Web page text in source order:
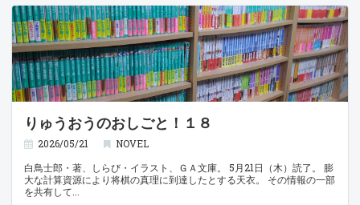
りゅうおうのおしごと！１８
2026/05/21
NOVEL
白鳥士郎・著、しらび・イラスト、ＧＡ文庫。 5月21日（木）読了。 膨
大な計算資源により将棋の真理に到達したとする天衣。 その情報の一部
を共有して